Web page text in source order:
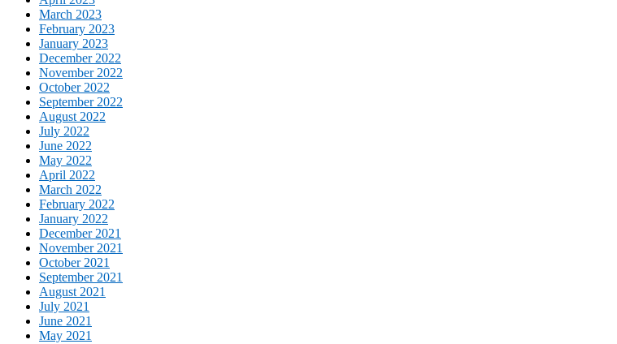
March 2023
February 2023
January 2023
December 2022
November 2022
October 2022
September 2022
August 2022
July 2022
June 2022
May 2022
April 2022
March 2022
February 2022
January 2022
December 2021
November 2021
October 2021
September 2021
August 2021
July 2021
June 2021
May 2021